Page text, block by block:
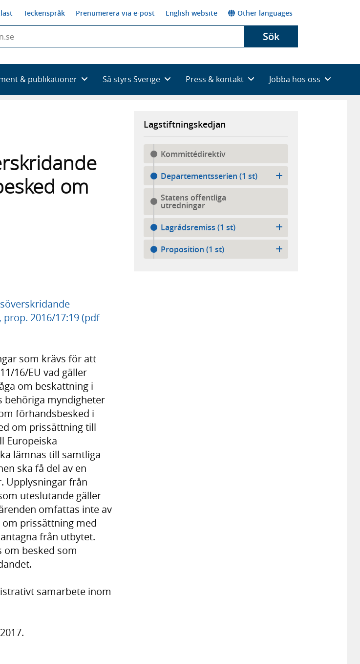
Teckenspråk Prenumerera via e-post English website Other languages
Sök
& publikationer Så styrs Sverige Press & kontakt Jobba hos oss
om
2016/17:19 (pdf
som krävs för att
16/EU vad gäller
om beskattning i
behöriga myndigheter
förhandsbesked i
om prissättning till
Europeiska
lämnas till samtliga
ska få del av en
Upplysningar från
uteslutande gäller
omfattas inte av
prissättning med
från utbytet.
om besked som
samarbete inom
Lagstiftningskedjan
Kommittédirektiv
Departementsserien (1 st)
Statens offentliga
utredningar
Lagrådsremiss (1 st)
Proposition (1 st)